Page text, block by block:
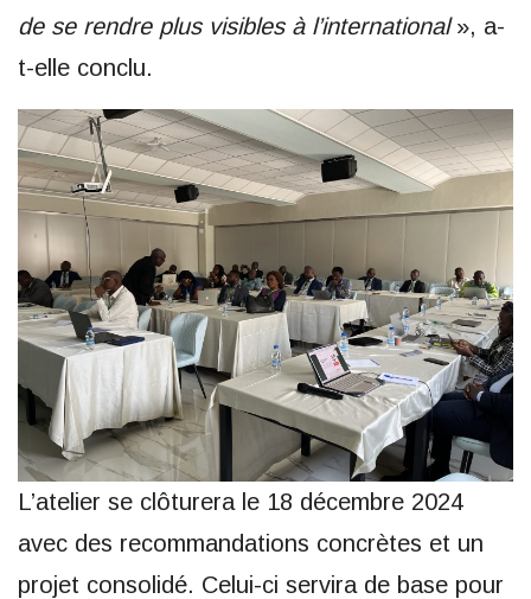
de se rendre plus visibles à l’international», a-
t-elle conclu.
L’atelier se clôturera le 18 décembre 2024
avec des recommandations concrètes et un
projet consolidé. Celui-ci servira de base pour